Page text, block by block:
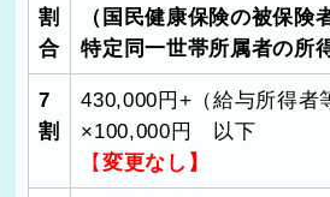
割
合
（国民健康保険の被保険
特定同一世帯所属者の所
7
割
430,000 円 + （給与所得
×100,000 円 以下
【変更なし】